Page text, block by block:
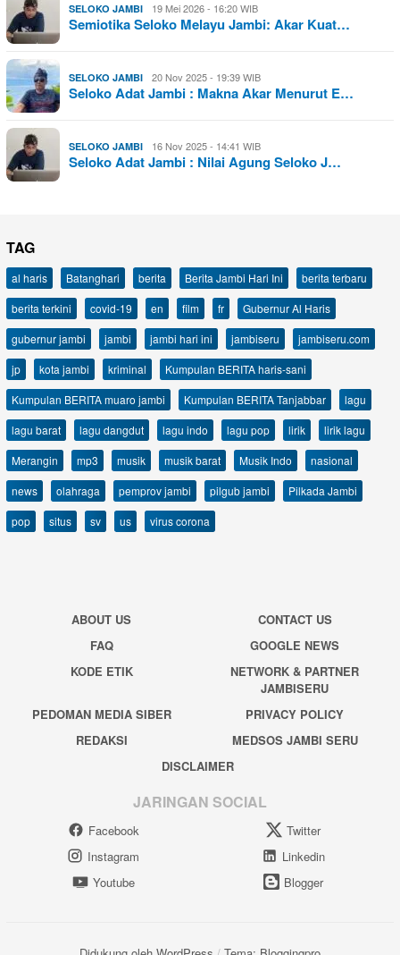
SELOKO JAMBI 19 Mei 2026 - 16:20 WIB
Semiotika Seloko Melayu Jambi: Akar Kuat…
SELOKO JAMBI 20 Nov 2025 - 19:39 WIB
Seloko Adat Jambi : Makna Akar Menurut E…
SELOKO JAMBI 16 Nov 2025 - 14:41 WIB
Seloko Adat Jambi : Nilai Agung Seloko J…
TAG
al haris Batanghari berita Berita Jambi Hari Ini
berita terbaru
berita terkini
covid-19 en film fr
Gubernur Al Haris
gubernur jambi
jambi jambi hari ini jambiseru
jambiseru.com
jp
kota jambi kriminal
Kumpulan BERITA haris-sani
Kumpulan BERITA muaro jambi
Kumpulan BERITA Tanjabbar
lagu
lagu barat
lagu dangdut lagu indo lagu pop lirik
lirik lagu
Merangin
mp3 musik musik barat Musik Indo
nasional
news
olahraga pemprov jambi pilgub jambi
Pilkada Jambi
pop
situs sv us virus corona
ABOUT US
CONTACT US
FAQ
GOOGLE NEWS
KODE ETIK
NETWORK & PARTNER
JAMBISERU
PEDOMAN MEDIA SIBER
PRIVACY POLICY
REDAKSI
MEDSOS JAMBI SERU
DISCLAIMER
JARINGAN SOCIAL
Facebook
Twitter
Instagram
Linkedin
Youtube
Blogger